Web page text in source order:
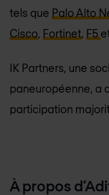
tels que Palo Alto
Cisco, Fortinet, F5
IK Partners, une
paneuropéenne, a
participation
À propos